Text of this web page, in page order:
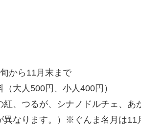
から11月末まで
大人500円、小人400円）
紅、つるが、シナノドルチェ、
異なります。）※ぐんま名月は11